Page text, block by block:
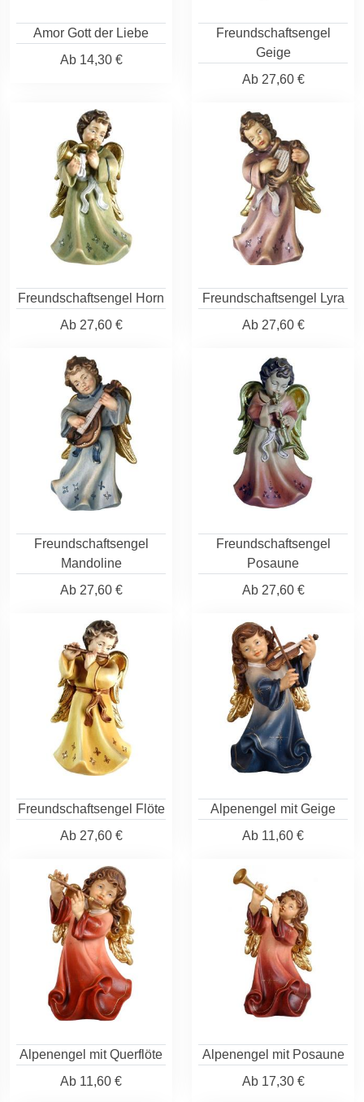
Amor Gott der Liebe
Ab14,30 €
Freundschaftsengel
Geige
Ab27,60 €
Freundschaftsengel Horn
Ab27,60 €
Freundschaftsengel Lyra
Ab27,60 €
Freundschaftsengel
Mandoline
Ab27,60 €
Freundschaftsengel
Posaune
Ab27,60 €
Freundschaftsengel Flöte
Ab27,60 €
Alpenengel mit Geige
Ab 11,60 €
Alpenengel mit Querflöte
Ab 11,60 €
Alpenengel mit Posaune
Ab17,30 €